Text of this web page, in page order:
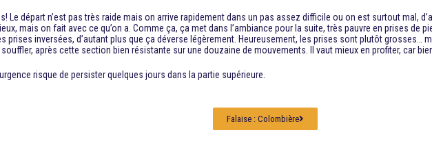
Le départ n’est pas très raide mais on arrive rapidement dans un pas assez difficile ou on est surtout mal,
mais on fait avec ce qu’on a. Comme ça, ça met dans l’ambiance pour la suite, très pauvre en prises de
prises inversées, d’autant plus que ça déverse légèrement. Heureusement, les prises sont plutôt grosses…
après cette section bien résistante sur une douzaine de mouvements. Il vaut mieux en profiter, car
risque de persister quelques jours dans la partie supérieure.
Falaise : Colombière